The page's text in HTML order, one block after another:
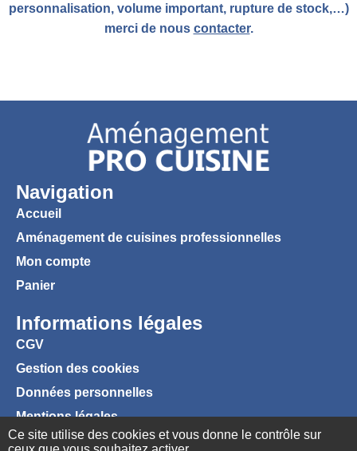
personnalisation, volume important, rupture de stock,…)
merci de nous contacter.
Navigation
Accueil
Aménagement de cuisines professionnelles
Mon compte
Panier
Informations légales
CGV
Gestion des cookies
Données personnelles
Mentions légales
Ce site utilise des cookies et vous donne le contrôle sur